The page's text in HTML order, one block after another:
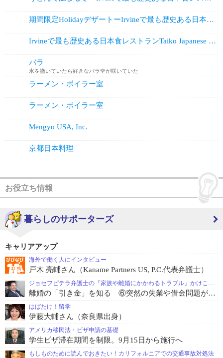
期間限定HolidayデザートーIrvineで最も歴史ある日本食レストラン ...
Irvineで最も歴史ある日本食レストランTaiko Japanese Re...
バラ
水を撒いていたら好きなバラ🌹が咲いていた
ラーメン・ボイラー室
ラーメン・ボイラー室
Mengyo USA, Inc.
京都日本料理
お役立ち情報
暮らしのサポーターズ
キャリアアップ
海外で働く人にインタビュー
戸木 亮輔さん（Kaname Partners US, P.C.代表弁護士）
ジョセフピテラ弁護士の『家族や離婚にかかわるトラブル』かけこみ寺
離婚の「引き金」を知る ⑥突然の失業や借金問題が夫婦関係を壊す
はばたけ！留学
伊藤大輔さん（奈良県出身）
アメリカ移民法・ビザ申請の基礎
学生ビザ滞在期間を制限。9月15日から施行へ
もしものために読んでおきたい！カリフォルニアでの交通事故対処法